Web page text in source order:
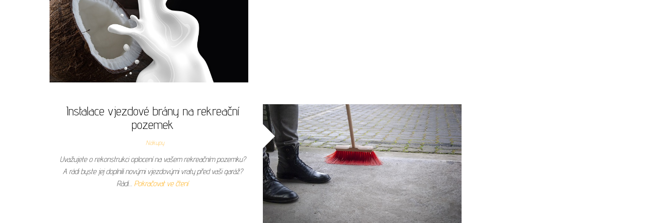
Instalace vjezdové brány na rekreační
pozemek
Nákupy
Uvažujete o rekonstrukci oplocení na vašem rekreačním pozemku?
A rádi byste jej doplnili novými vjezdovými vraty před vaši garáž?
Rádi…Pokračovat ve čtení